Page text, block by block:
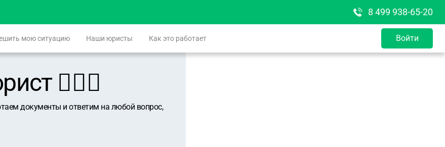
8 499 938-65-20
мою ситуацию Наши юристы Как это работает Войти
👨🏻‍⚖️
документы и ответим на любой вопрос,